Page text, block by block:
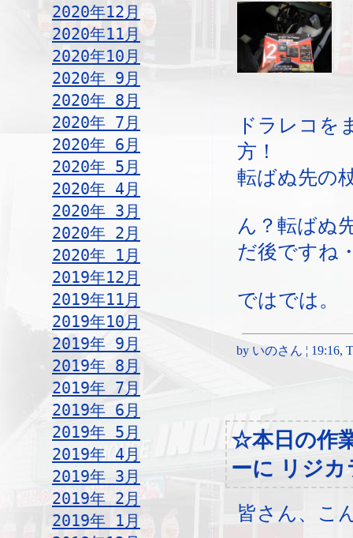
2020年12月
2020年11月
2020年10月
2020年 9月
2020年 8月
2020年 7月
2020年 6月
2020年 5月
2020年 4月
2020年 3月
2020年 2月
2020年 1月
2019年12月
2019年11月
2019年10月
2019年 9月
2019年 8月
2019年 7月
2019年 6月
2019年 5月
2019年 4月
2019年 3月
2019年 2月
2019年 1月
ドラレコを
方！
転ばぬ先の
ん？転ばぬ
だ後ですね
ではでは。
by いのさん ¦ 19:16,
☆本日の作
ーに リジカ
皆さん、こ